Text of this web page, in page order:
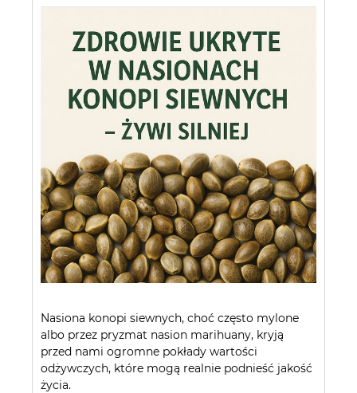
Nasiona konopi siewnych, choć często mylone
albo przez pryzmat nasion marihuany, kryją
przed nami ogromne pokłady wartości
odżywczych, które mogą realnie podnieść jakość
życia.